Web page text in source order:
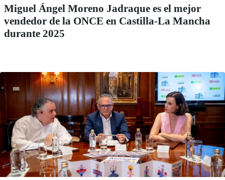
Miguel Ángel Moreno Jadraque es el mejor
vendedor de la ONCE en Castilla-La Mancha
durante 2025